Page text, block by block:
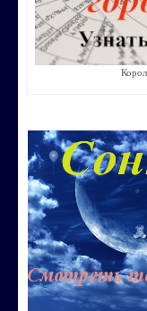
Строим
СТОИМОСТЬ
КОНТАКТЫ